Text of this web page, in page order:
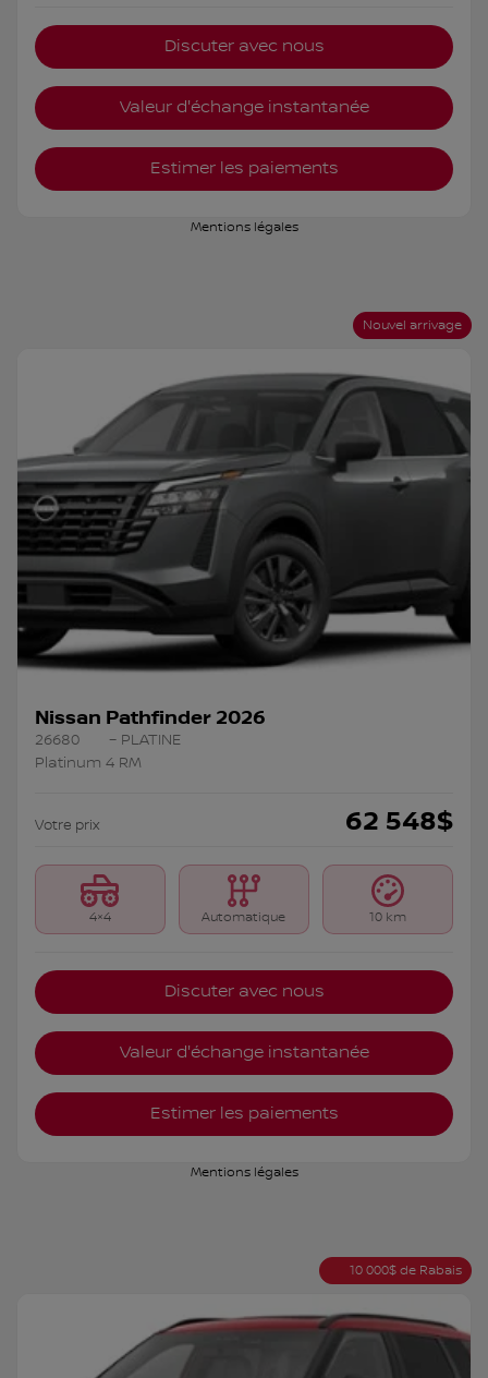
Discuter avec nous
Valeur d'échange instantanée
Estimer les paiements
Mentions légales
Nouvel arrivage
Nissan Pathfinder 2026
26680
– PLATINE
Platinum 4 RM
Votre prix 62 548$
4×4 Automatique 10 km
Discuter avec nous
Valeur d'échange instantanée
Estimer les paiements
Mentions légales
10 000$ de Rabais